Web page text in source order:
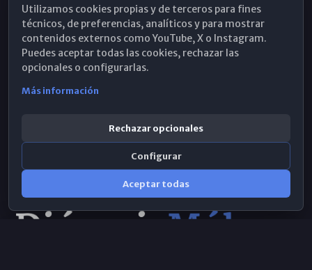
Hemeroteca
WhatsApp
Utilizamos cookies propias y de terceros para fines
técnicos, de preferencias, analíticos y para mostrar
contenidos externos como YouTube, X o Instagram.
Puedes aceptar todas las cookies, rechazar las
opcionales o configurarlas.
Más información
Rechazar opcionales
Configurar
Aceptar todas